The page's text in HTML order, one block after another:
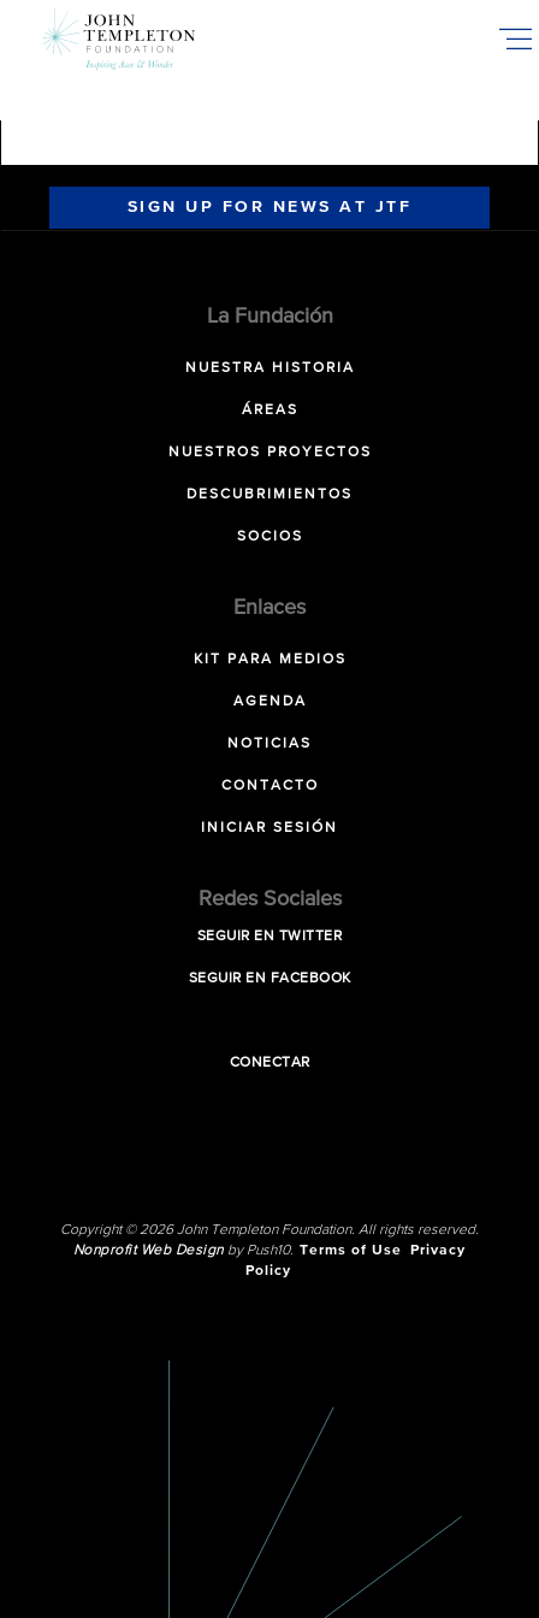
SIGN UP FOR NEWS AT JTF
La Fundación
NUESTRA HISTORIA
ÁREAS
NUESTROS PROYECTOS
DESCUBRIMIENTOS
SOCIOS
Enlaces
KIT PARA MEDIOS
AGENDA
NOTICIAS
CONTACTO
INICIAR SESIÓN
Redes Sociales
SEGUIR EN TWITTER
SEGUIR EN FACEBOOK
CONECTAR
Copyright © 2026 John Templeton Foundation. All rights reserved.
Nonprofit Web Designby Push10. Terms of Use
Privacy
Policy